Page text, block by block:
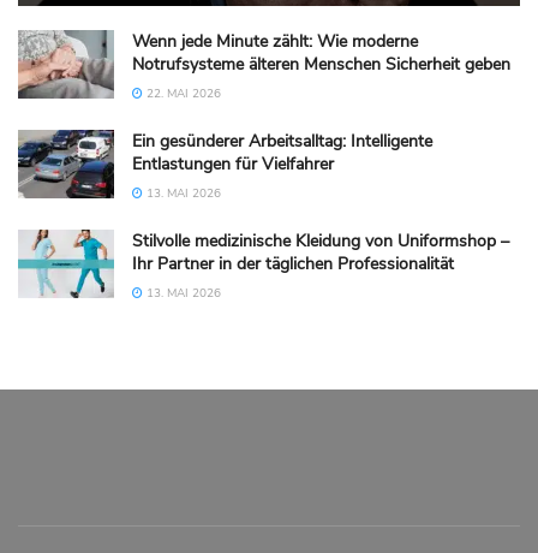
Wenn jede Minute zählt: Wie moderne
Notrufsysteme älteren Menschen Sicherheit geben
22. MAI 2026
Ein gesünderer Arbeitsalltag: Intelligente
Entlastungen für Vielfahrer
13. MAI 2026
Stilvolle medizinische Kleidung von Uniformshop –
Ihr Partner in der täglichen Professionalität
13. MAI 2026